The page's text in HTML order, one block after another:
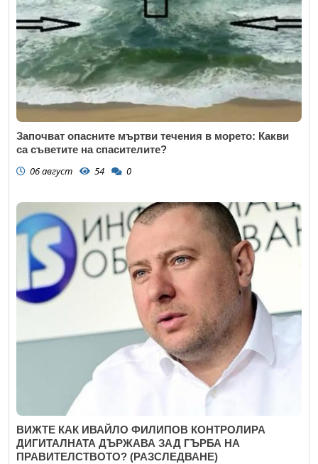
Започват опасните мъртви течения в морето: Какви
са съветите на спасителите?
06 август 54 0
ВИЖТЕ КАК ИВАЙЛО ФИЛИПОВ КОНТРОЛИРА
ДИГИТАЛНАТА ДЪРЖАВА ЗАД ГЪРБА НА
ПРАВИТЕЛСТВОТО? (РАЗСЛЕДВАНЕ)